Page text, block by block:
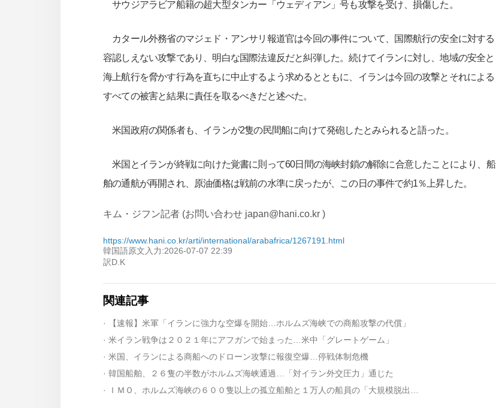
サウジアラビア船籍の超大型タンカー「ウェディアン」号も攻撃を受け、損傷した。
カタール外務省のマジェド・アンサリ報道官は今回の事件について、国際航行の安全に対する
容認しえない攻撃であり、明白な国際法違反だと糾弾した。続けてイランに対し、地域の安全と
海上航行を脅かす行為を直ちに中止するよう求めるとともに、イランは今回の攻撃とそれによる
すべての被害と結果に責任を取るべきだと述べた。
米国政府の関係者も、イランが2隻の民間船に向けて発砲したとみられると語った。
米国とイランが終戦に向けた覚書に則って60日間の海峡封鎖の解除に合意したことにより、船
舶の通航が再開され、原油価格は戦前の水準に戻ったが、この日の事件で約1％上昇した。
キム・ジフン記者 (お問い合わせ japan@hani.co.kr )
https://www.hani.co.kr/arti/international/arabafrica/1267191.html
韓国語原文入力:2026-07-07 22:39
訳D.K
関連記事
· 【速報】米軍「イランに強力な空爆を開始…ホルムズ海峡での商船攻撃の代償」
· 米イラン戦争は２０２１年にアフガンで始まった…米中「グレートゲーム」
· 米国、イランによる商船へのドローン攻撃に報復空爆…停戦体制危機
· 韓国船舶、２６隻の半数がホルムズ海峡通過…「対イラン外交圧力」通じた
· ＩＭＯ、ホルムズ海峡の６００隻以上の孤立船舶と１万人の船員の「大規模脱出作戦」